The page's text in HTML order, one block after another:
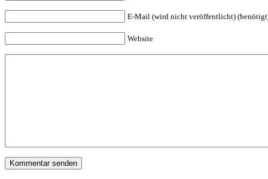
E-Mail (wird nicht veröffentlicht)
Website